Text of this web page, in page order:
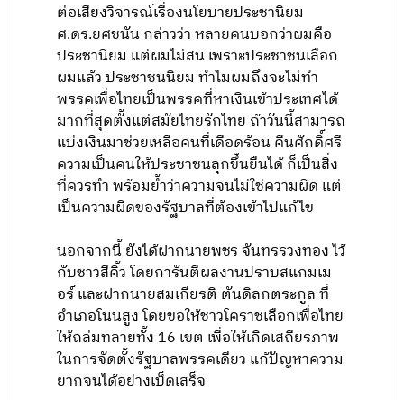
ต่อเสียงวิจารณ์เรื่องนโยบายประชานิยม
ศ.ดร.ยศชนัน กล่าวว่า หลายคนบอกว่าผมคือ
ประชานิยม แต่ผมไม่สน เพราะประชาชนเลือก
ผมแล้ว ประชาชนนิยม ทำไมผมถึงจะไม่ทำ
พรรคเพื่อไทยเป็นพรรคที่หาเงินเข้าประเทศได้
มากที่สุดตั้งแต่สมัยไทยรักไทย ถ้าวันนี้สามารถ
แบ่งเงินมาช่วยเหลือคนที่เดือดร้อน คืนศักดิ์ศรี
ความเป็นคนให้ประชาชนลุกขึ้นยืนได้ ก็เป็นสิ่ง
ที่ควรทำ พร้อมย้ำว่าความจนไม่ใช่ความผิด แต่
เป็นความผิดของรัฐบาลที่ต้องเข้าไปแก้ไข
นอกจากนี้ ยังได้ฝากนายพชร จันทรรวงทอง ไว้
กับชาวสีคิ้ว โดยการันตีผลงานปราบสแกมเม
อร์ และฝากนายสมเกียรติ ตันดิลกตระกูล ที่
อำเภอโนนสูง โดยขอให้ชาวโคราชเลือกเพื่อไทย
ให้ถล่มทลายทั้ง 16 เขต เพื่อให้เกิดเสถียรภาพ
ในการจัดตั้งรัฐบาลพรรคเดียว แก้ปัญหาความ
ยากจนได้อย่างเบ็ดเสร็จ